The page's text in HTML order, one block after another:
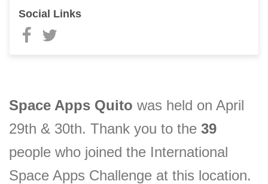
Space Apps Quito was held on April
29th & 30th. Thank you to the 39
people who joined the International
Space Apps Challenge at this location.
Social Links